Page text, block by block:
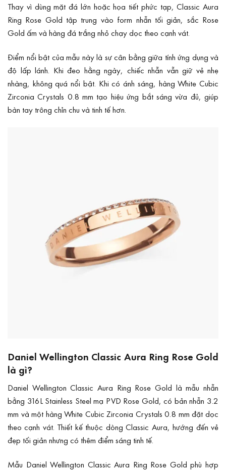
Thay vì dùng mặt đá lớn hoặc họa tiết phức tạp, Classic Aura
Ring Rose Gold tập trung vào form nhẫn tối giản, sắc Rose
Gold ấm và hàng đá trắng nhỏ chạy dọc theo cạnh vát.
Điểm nổi bật của mẫu này là sự cân bằng giữa tính ứng dụng và
độ lấp lánh. Khi đeo hằng ngày, chiếc nhẫn vẫn giữ vẻ nhẹ
nhàng, không quá nổi bật. Khi có ánh sáng, hàng White Cubic
Zirconia Crystals 0.8 mm tạo hiệu ứng bắt sáng vừa đủ, giúp
bàn tay trông chỉn chu và tinh tế hơn.
Daniel Wellington Classic Aura Ring Rose Gold
là gì?
Daniel Wellington Classic Aura Ring Rose Gold là mẫu nhẫn
bằng 316L Stainless Steel mạ PVD Rose Gold, có bản nhẫn 3.2
mm và một hàng White Cubic Zirconia Crystals 0.8 mm đặt dọc
theo cạnh vát. Thiết kế thuộc dòng Classic Aura, hướng đến vẻ
đẹp tối giản nhưng có thêm điểm sáng tinh tế.
Mẫu Daniel Wellington Classic Aura Ring Rose Gold phù hợp